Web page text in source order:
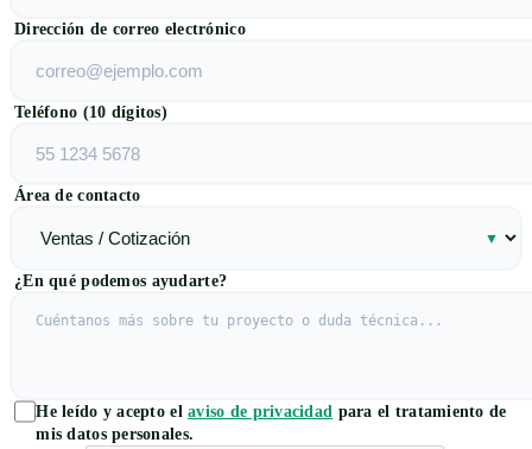
Dirección de correo electrónico
Teléfono (10 dígitos)
Área de contacto
¿En qué podemos ayudarte?
He leído y acepto elaviso de privacidad para el tratamiento de
mis datos personales.